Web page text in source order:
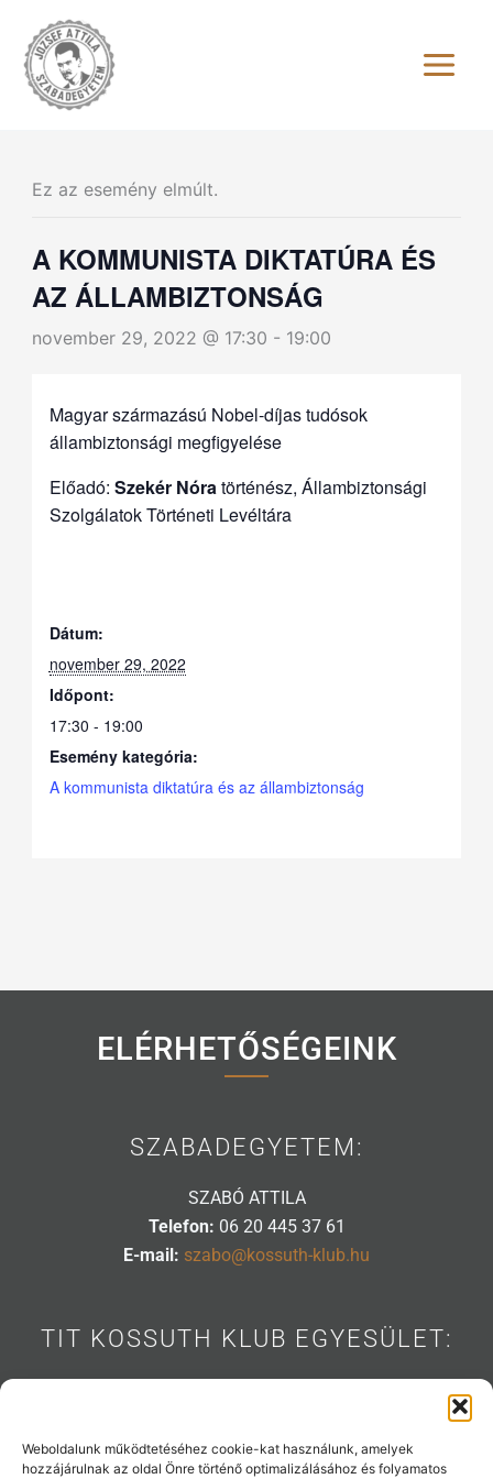
Weboldalunk működtetéséhez cookie-kat használunk, amelyek
hozzájárulnak az oldal Önre történő optimalizálásához és folyamatos
content
Ez az esemény elmúlt.
A KOMMUNISTA DIKTATÚRA ÉS
AZ ÁLLAMBIZTONSÁG
november 29, 2022 @ 17:30 - 19:00
Magyar származású Nobel-díjas tudósok
állambiztonsági megfigyelése
Előadó: Szekér Nóratörténész, Állambiztonsági
Szolgálatok Történeti Levéltára
Dátum:
november 29, 2022
Időpont:
17:30 - 19:00
Esemény kategória:
A kommunista diktatúra és az állambiztonság
ELÉRHETŐSÉGEINK
SZABADEGYETEM:
SZABÓ ATTILA
Telefon: 06 20 445 37 61
E-mail: szabo@kossuth-klub.hu
TIT KOSSUTH KLUB EGYESÜLET:
E-mail: info@kossuth-klub.hu